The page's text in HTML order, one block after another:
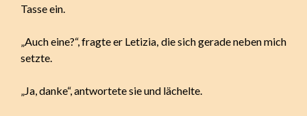
Tasse ein.
„Auch eine?“, fragte er Letizia, die sich gerade neben mich
setzte.
„Ja, danke“, antwortete sie und lächelte.